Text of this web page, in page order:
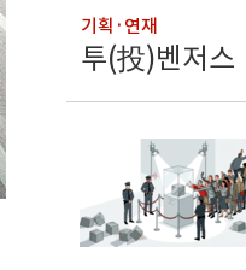
기획·연재
투(投)벤저스